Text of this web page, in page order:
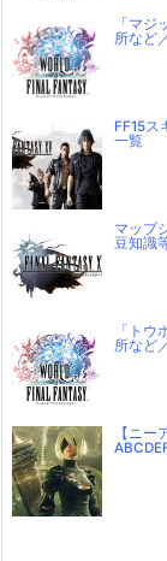
「マ
所など
FF15ス
一覧
マップ
豆知識
「ト
所など
【ニ